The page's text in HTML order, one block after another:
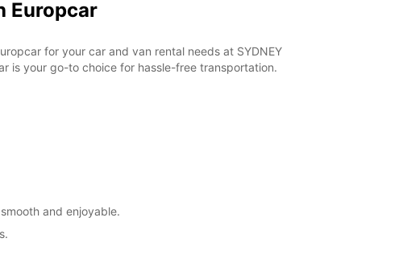
Europcar
for your car and van rental needs at SYDNEY
is your go-to choice for hassle-free transportation.
and enjoyable.